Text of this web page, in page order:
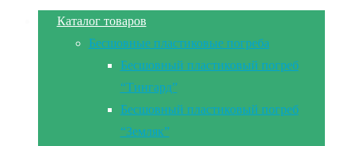
Каталог товаров
Бесшовные пластиковые погреба
Бесшовный пластиковый погреб
“Тингард”
Бесшовный пластиковый погреб
“Земляк”